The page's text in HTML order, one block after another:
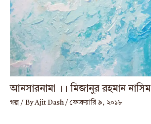
আনসারনামা ।। মিজানুর রহমান নাসিম
গল্প / ByAjit Dash / ফেব্রুয়ারি ৯, ২০১৮